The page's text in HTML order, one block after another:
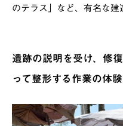
のテラス」など、有名な建
遺跡の説明を受け、修
って整形する作業の体験